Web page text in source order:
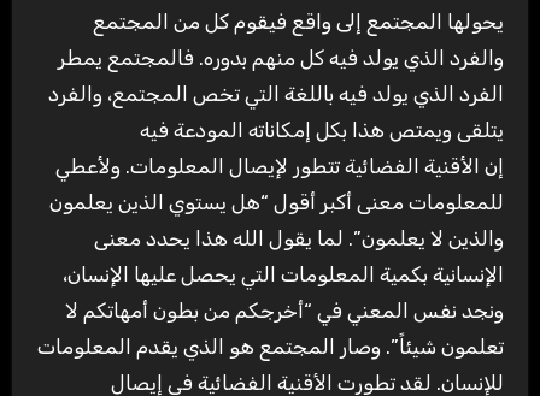
يحولها المجتمع إلى واقع فيقوم كل من المجتمع
والفرد الذي يولد فيه كل منهم بدوره. فالمجتمع يمطر
الفرد الذي يولد فيه باللغة التي تخص المجتمع، والفرد
يتلقى ويمتص هذا بكل إمكاناته المودعة فيه
إن الأقنية الفضائية تتطور لإيصال المعلومات. ولأعطي
للمعلومات معنى أكبر أقول “هل يستوي الذين يعلمون
والذين لا يعلمون”. لما يقول الله هذا يحدد معنى
الإنسانية بكمية المعلومات التي يحصل عليها الإنسان،
ونجد نفس المعني في “أخرجكم من بطون أمهاتكم لا
تعلمون شيئاً”. وصار المجتمع هو الذي يقدم المعلومات
للإنسان. لقد تطورت الأقنية الفضائية في إيصال